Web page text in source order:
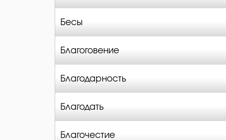
Бесы
Благоговение
Благодарность
Благодать
Благочестие